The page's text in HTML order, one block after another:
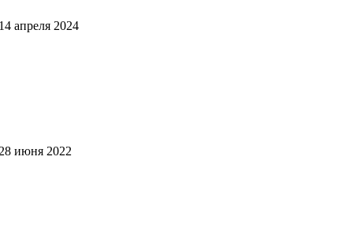
14 апреля 2024
28 июня 2022